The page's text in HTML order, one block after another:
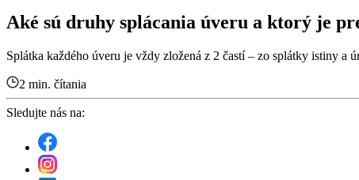
Aké sú druhy splácania úveru a ktorý je
Splátka každého úveru je vždy zložená z 2 častí – zo splátky istiny
2 min. čítania
Sledujte nás na: